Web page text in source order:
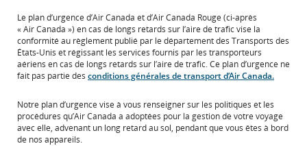
Le plan d’urgence d’Air Canada et d’Air Canada Rouge (ci-après
« Air Canada ») en cas de longs retards sur l’aire de trafic vise la
conformité au règlement publié par le département des Transports des
États-Unis et régissant les services fournis par les transporteurs
aériens en cas de longs retards sur l’aire de trafic. Ce plan d’urgence ne
fait pas partie des conditions générales de transport d’Air Canada.
Notre plan d’urgence vise à vous renseigner sur les politiques et les
procédures qu’Air Canada a adoptées pour la gestion de votre voyage
avec elle, advenant un long retard au sol, pendant que vous êtes à bord
de nos appareils.